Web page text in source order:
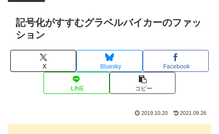
記号化がすすむグラベルバイカーのファッ
ション
X Bluesky Facebook
LINE コピー
2019.10.20 2021.09.26